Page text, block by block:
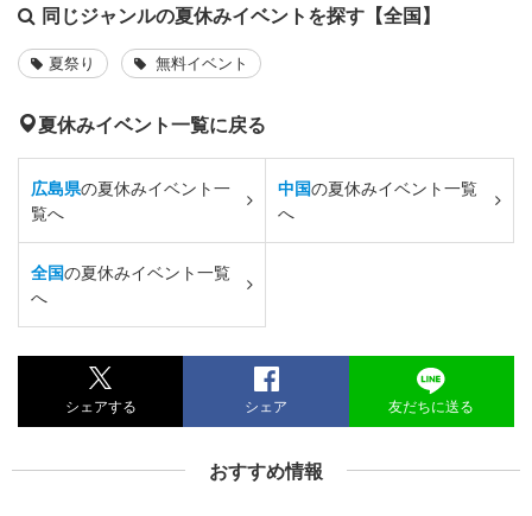
同じジャンルの夏休みイベントを探す【全国】
夏祭り 無料イベント
夏休みイベント一覧に戻る
広島県の夏休みイベント一
覧へ
中国の夏休みイベント一覧
へ
全国の夏休みイベント一覧
へ
シェアする シェア 友だちに送る
おすすめ情報